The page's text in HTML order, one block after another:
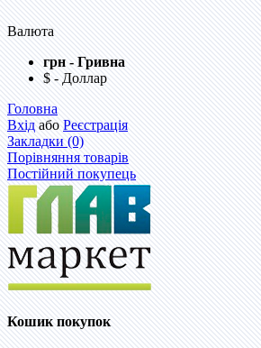
Валюта
грн - Гривна
$ - Доллар
Головна
ВхідабоРеєстрація
Закладки (0)
Порівняння товарів
Постійний покупець
Кошик покупок